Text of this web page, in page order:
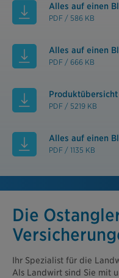
Alles auf einen
PDF / 586 KB
Alles auf einen
PDF / 666 KB
Produktübersicht
PDF / 5219 KB
Alles auf einen
PDF / 1135 KB
Die
Ihr Spezialist für die
Als Landwirt sind Sie mit